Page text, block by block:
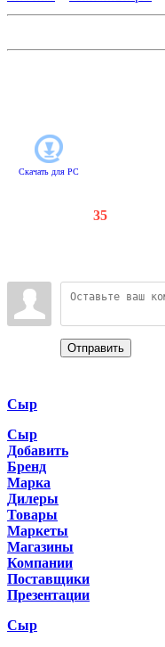
Скачать для PC
35
Отправить
Сыр
Сыр
Добавить
Бренд
Марка
Дилеры
Товары
Маркеты
Магазины
Компании
Поставщики
Презентации
Сыр